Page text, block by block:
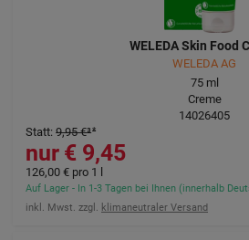
WELEDA Skin Food
WELEDA AG
75ml
Creme
14026405
9,45 €
Statt: 9,95 €³
Auf Lager - In 1-3 Tagen bei Ihnen (innerhalb
inkl. Mwst. zzgl. klimaneutraler Versand
126,00 € pro 1 l